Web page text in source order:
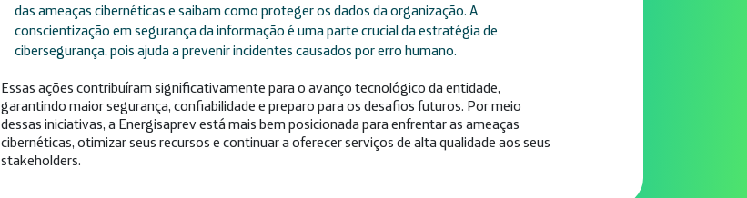
das ameaças cibernéticas e saibam como proteger os dados da organização. A
conscientização em segurança da informação é uma parte crucial da estratégia de
cibersegurança, pois ajuda a prevenir incidentes causados por erro humano.
Essas ações contribuíram significativamente para o avanço tecnológico da entidade,
garantindo maior segurança, confiabilidade e preparo para os desafios futuros. Por meio
dessas iniciativas, a Energisaprev está mais bem posicionada para enfrentar as ameaças
cibernéticas, otimizar seus recursos e continuar a oferecer serviços de alta qualidade aos seus
stakeholders.